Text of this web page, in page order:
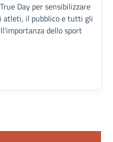
Day per sensibilizzare
atleti, il pubblico e tutti gli
dello sport